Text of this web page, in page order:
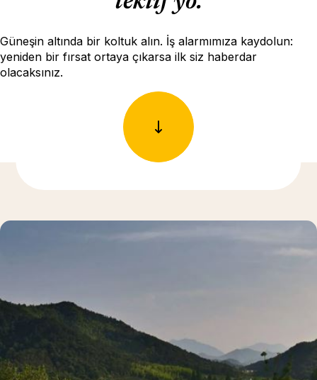
Güneşin altında bir koltuk alın. İş alarmımıza kaydolun:
yeniden bir fırsat ortaya çıkarsa ilk siz haberdar
olacaksınız.